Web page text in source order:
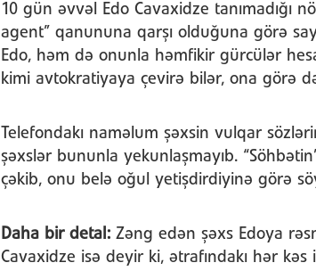
10 gün əvvəl Edo Cavaxidze tanımadığı
agent” qanununa qarşı olduğuna görə
Edo, həm də onunla həmfikir gürcülər
kimi avtokratiyaya çevirə bilər, ona görə
Telefondakı naməlum şəxsin vulqar
şəxslər bununla yekunlaşmayıb.
çəkib, onu belə oğul yetişdirdiyinə görə
Daha bir detal: Zəng edən şəxs Edoya
Cavaxidze isə deyir ki, ətrafındakı hər